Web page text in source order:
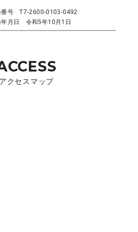
番号 T7-2600-0103-0492
年月日 令和5年10月1日
アクセスマップ